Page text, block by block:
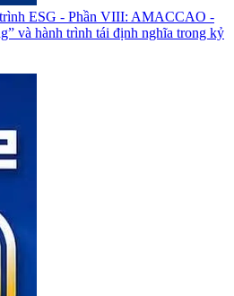
ESG - Phần VIII: AMACCAO -
và hành trình tái định nghĩa trong kỷ